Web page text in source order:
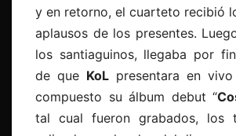
y en retorno, el cuarteto recibió
aplausos de los presentes.
los santiaguinos, llegaba por
de que KoL presentara en
compuesto su álbum debut “
tal cual fueron grabados, los